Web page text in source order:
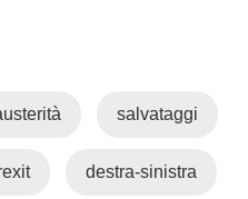
salvataggi
destra-sinistra